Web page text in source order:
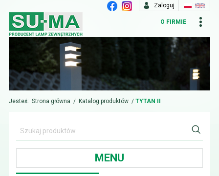
Zaloguj
O FIRMIE
Jesteś: Strona główna / Katalog produktów / TYTAN II
MENU